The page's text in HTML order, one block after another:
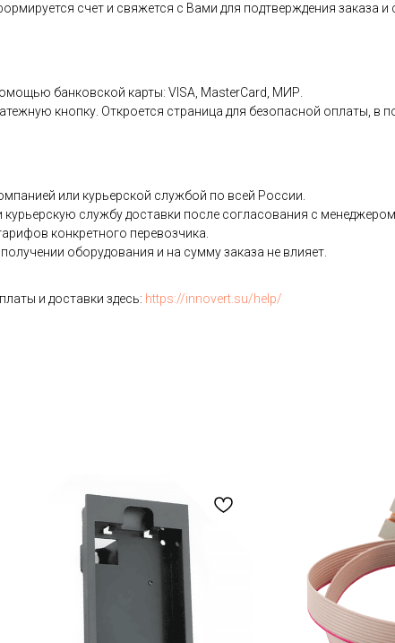
счет и свяжется с Вами для подтверждения заказа и
банковской карты: VISA, MasterCard, МИР.
кнопку. Откроется страница для безопасной оплаты, в
или курьерской службой по всей России.
службу доставки после согласования с менеджером.
конкретного перевозчика.
оборудования и на сумму заказа не влияет.
и доставки здесь: https://innovert.su/help/